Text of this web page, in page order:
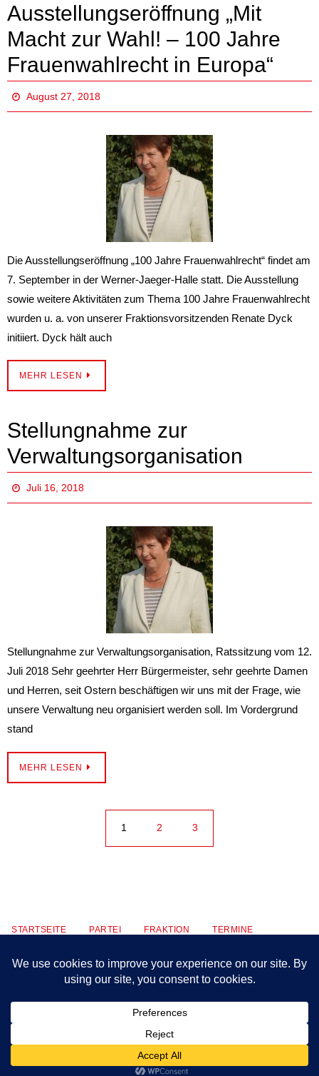
Ausstellungseröffnung „Mit
Macht zur Wahl! – 100 Jahre
Frauenwahlrecht in Europa“
August 27, 2018
Die Ausstellungseröffnung „100 Jahre Frauenwahlrecht“ findet am
7. September in der Werner-Jaeger-Halle statt. Die Ausstellung
sowie weitere Aktivitäten zum Thema 100 Jahre Frauenwahlrecht
wurden u. a. von unserer Fraktionsvorsitzenden Renate Dyck
initiiert. Dyck hält auch
MEHR LESEN
Stellungnahme zur
Verwaltungsorganisation
Juli 16, 2018
Stellungnahme zur Verwaltungsorganisation, Ratssitzung vom 12.
Juli 2018 Sehr geehrter Herr Bürgermeister, sehr geehrte Damen
und Herren, seit Ostern beschäftigen wir uns mit der Frage, wie
unsere Verwaltung neu organisiert werden soll. Im Vordergrund
stand
MEHR LESEN
1 2 3
STARTSEITE PARTEI FRAKTION TERMINE
KONTAKT MITMACHEN PRESSE IMPRESSUM